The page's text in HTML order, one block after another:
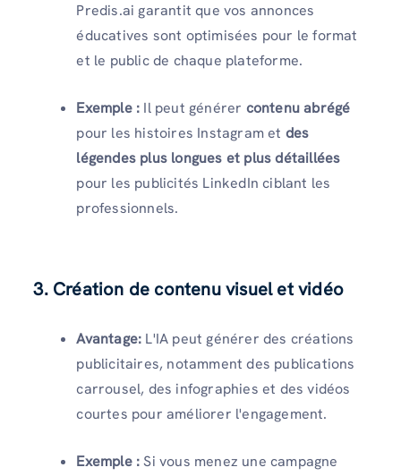
Predis.ai garantit que vos annonces
éducatives sont optimisées pour le format
et le public de chaque plateforme.
Exemple : Il peut générer contenu abrégé
pour les histoires Instagram et des
légendes plus longues et plus détaillées
pour les publicités LinkedIn ciblant les
professionnels.
3. Création de contenu visuel et vidéo
Avantage: L'IA peut générer des créations
publicitaires, notamment des publications
carrousel, des infographies et des vidéos
courtes pour améliorer l'engagement.
Exemple :Si vous menez une campagne